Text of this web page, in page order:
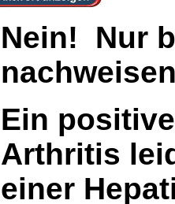
Nein! Nur
Ein
Arthritis
einer